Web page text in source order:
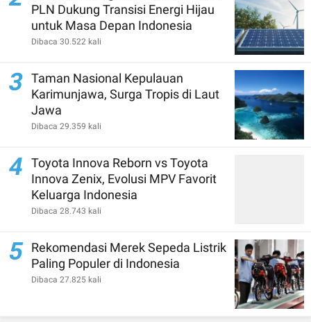
PLN Dukung Transisi Energi Hijau
untuk Masa Depan Indonesia
Dibaca 30.522 kali
3 Taman Nasional Kepulauan
Karimunjawa, Surga Tropis di Laut
Jawa
Dibaca 29.359 kali
4
Toyota Innova Reborn vs Toyota
Innova Zenix, Evolusi MPV Favorit
Keluarga Indonesia
Dibaca 28.743 kali
5 Rekomendasi Merek Sepeda Listrik
Paling Populer di Indonesia
Dibaca 27.825 kali